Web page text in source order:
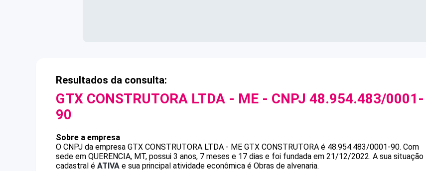
Resultados da consulta:
GTX CONSTRUTORA LTDA - ME - CNPJ 48.954.483/0001-
90
Sobre a empresa
O CNPJ da empresa GTX CONSTRUTORA LTDA - ME GTX CONSTRUTORA é 48.954.483/0001-90. Com
sede em QUERENCIA, MT, possui 3 anos, 7 meses e 17 dias e foi fundada em 21/12/2022. A sua situação
cadastral é ATIVA e sua principal atividade econômica é Obras de alvenaria.